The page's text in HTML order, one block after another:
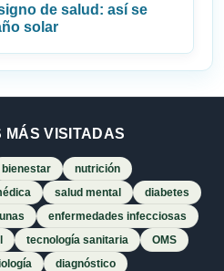
de salud: así se
solar
MÁS VISITADAS
bienestar
nutrición
salud mental
diabetes
enfermedades infecciosas
tecnología sanitaria
OMS
diagnóstico